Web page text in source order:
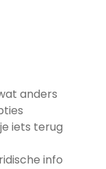
anders
iets terug
info